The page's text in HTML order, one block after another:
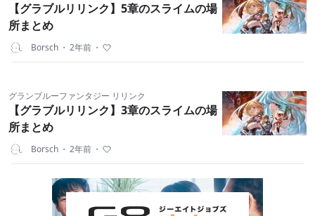
【グラブルリリンク】5章のスライムの場
所まとめ
Borsch ・ 2年前 ・
グランブルーファンタジー リリンク
【グラブルリリンク】3章のスライムの場
所まとめ
Borsch ・ 2年前 ・